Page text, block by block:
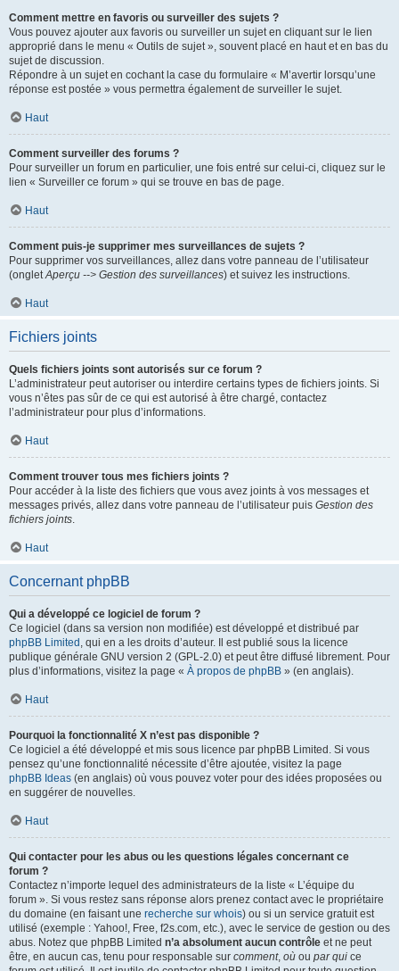
Comment mettre en favoris ou surveiller des sujets ?
Vous pouvez ajouter aux favoris ou surveiller un sujet en cliquant sur le lien
approprié dans le menu « Outils de sujet », souvent placé en haut et en bas du
sujet de discussion.
Répondre à un sujet en cochant la case du formulaire « M’avertir lorsqu’une
réponse est postée » vous permettra également de surveiller le sujet.
Haut
Comment surveiller des forums ?
Pour surveiller un forum en particulier, une fois entré sur celui-ci, cliquez sur le
lien « Surveiller ce forum » qui se trouve en bas de page.
Haut
Comment puis-je supprimer mes surveillances de sujets ?
Pour supprimer vos surveillances, allez dans votre panneau de l’utilisateur
(ongletAperçu --> Gestion des surveillances) et suivez les instructions.
Haut
Fichiers joints
Quels fichiers joints sont autorisés sur ce forum ?
L’administrateur peut autoriser ou interdire certains types de fichiers joints. Si
vous n’êtes pas sûr de ce qui est autorisé à être chargé, contactez
l’administrateur pour plus d’informations.
Haut
Comment trouver tous mes fichiers joints ?
Pour accéder à la liste des fichiers que vous avez joints à vos messages et
messages privés, allez dans votre panneau de l’utilisateur puis Gestion des
fichiers joints.
Haut
Concernant phpBB
Qui a développé ce logiciel de forum ?
Ce logiciel (dans sa version non modifiée) est développé et distribué par
phpBB Limited , qui en a les droits d’auteur. Il est publié sous la licence
publique générale GNU version 2 (GPL-2.0) et peut être diffusé librement. Pour
plus d’informations, visitez la page « À propos de phpBB » (en anglais).
Haut
Pourquoi la fonctionnalité X n’est pas disponible ?
Ce logiciel a été développé et mis sous licence par phpBB Limited. Si vous
pensez qu’une fonctionnalité nécessite d’être ajoutée, visitez la page
phpBB Ideas (en anglais) où vous pouvez voter pour des idées proposées ou
en suggérer de nouvelles.
Haut
Qui contacter pour les abus ou les questions légales concernant ce
forum ?
Contactez n’importe lequel des administrateurs de la liste « L’équipe du
forum ». Si vous restez sans réponse alors prenez contact avec le propriétaire
du domaine (en faisant une recherche sur whois) ou si un service gratuit est
utilisé (exemple : Yahoo!, Free, f2s.com, etc.), avec le service de gestion ou des
abus. Notez que phpBB Limited n’a absolument aucun contrôle et ne peut
être, en aucun cas, tenu pour responsable sur comment, où ou par qui ce